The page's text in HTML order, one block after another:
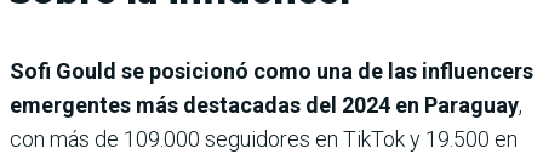
Sofi Gould se posicionó como una de las influencers
emergentes más destacadas del 2024 en Paraguay,
con más de 109.000 seguidores en TikTok y 19.500 en